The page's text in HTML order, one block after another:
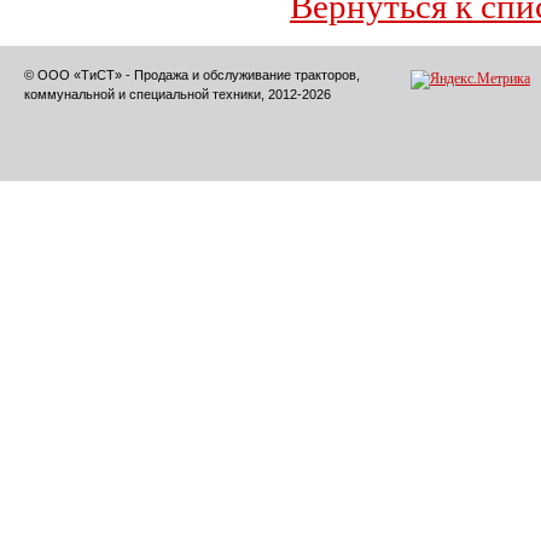
© ООО «ТиСТ» - Продажа и обслуживание тракторов,
коммунальной и специальной техники, 2012-2026